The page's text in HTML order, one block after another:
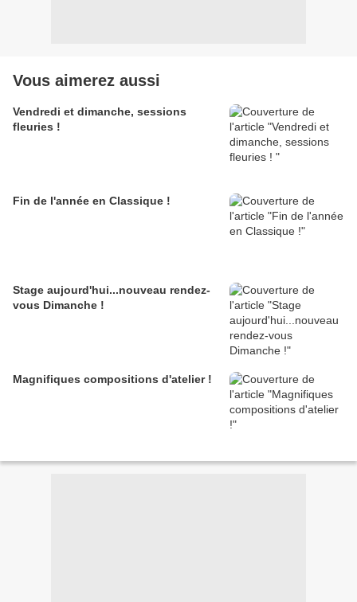
Vous aimerez aussi
Vendredi et dimanche, sessions
fleuries !
Fin de l'année en Classique !
Stage aujourd'hui...nouveau rendez-
vous Dimanche !
Magnifiques compositions d'atelier !